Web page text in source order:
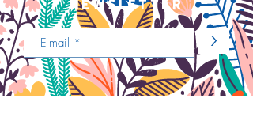
newsletter
>